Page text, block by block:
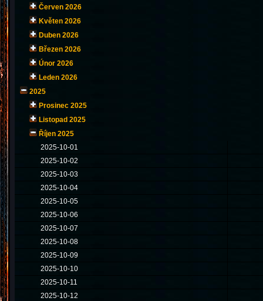
Červen 2026
Květen 2026
Duben 2026
Březen 2026
Únor 2026
Leden 2026
2025
Prosinec 2025
Listopad 2025
Říjen 2025
2025-10-01
2025-10-02
2025-10-03
2025-10-04
2025-10-05
2025-10-06
2025-10-07
2025-10-08
2025-10-09
2025-10-10
2025-10-11
2025-10-12